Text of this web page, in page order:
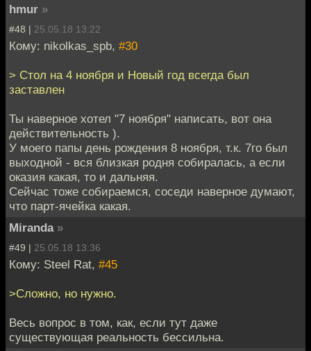
hmur »
#48 | 25.05.18 13:22
Кому: nikolkas_spb, #30
> Стол на 4 ноября и Новый год всегда был
заставлен
Ты наверное хотел "7 ноября" написать, вот она
действительность ).
У моего папы день рождения 8 ноября, т.к. 7го был
выходной - вся близкая родня собиралась, а если
оказия какая, то и дальняя.
Сейчас тоже собираемся, соседи наверное думают,
что парт-ячейка какая.
Miranda »
#49 | 25.05.18 13:36
Кому: Steel Rat, #45
>Сложно, но нужно.
Весь вопрос в том, как, если тут даже
существующая реальность бессильна.